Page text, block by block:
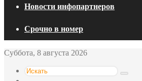
Новости инфопартнеров
Срочно в номер
Суббота, 8 августа 2026
Искать